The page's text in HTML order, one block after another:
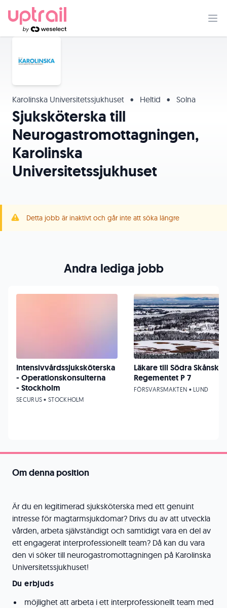
Karolinska Universitetssjukhuset • Heltid • Solna
Sjuksköterska till
Neurogastromottagningen,
Karolinska
Universitetssjukhuset
Detta jobb är inaktivt och går inte att söka längre
Om denna position
Är du en legitimerad sjuksköterska med ett genuint
intresse för magtarmsjukdomar? Drivs du av att utveckla
vården, arbeta självständigt och samtidigt vara en del av
ett engagerat interprofessionellt team? Då kan du vara
den vi söker till neurogastromottagningen på Karolinska
Universitetssjukhuset!
Du erbjuds
möjlighet att arbeta i ett interprofessionellt team med
Andra lediga jobb
Intensivvårdssjuksköterska
- Operationskonsulterna
- Stockholm
SECURUS • STOCKHOLM
Läkare till Södra Skånska
Regementet P 7
FÖRSVARSMAKTEN • LUND